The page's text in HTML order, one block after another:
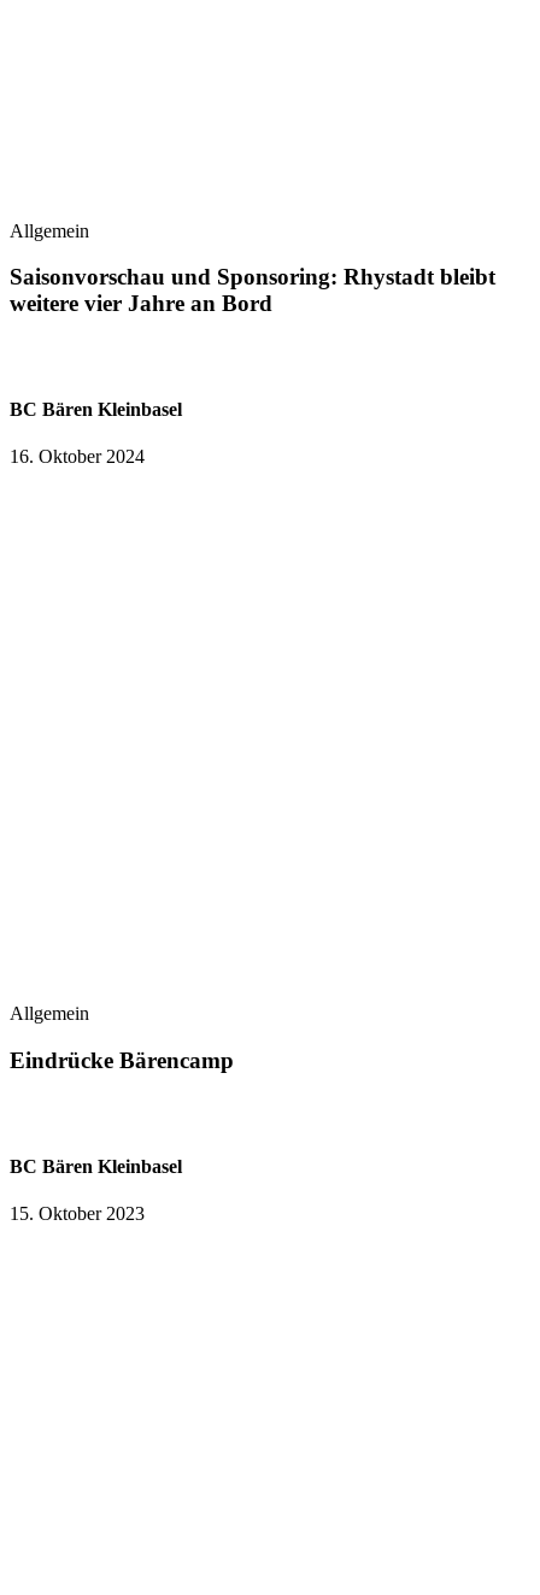
Allgemein
Saisonvorschau und Sponsoring: Rhystadt bleibt
weitere vier Jahre an Bord
BC Bären Kleinbasel
16. Oktober 2024
Allgemein
Eindrücke Bärencamp
BC Bären Kleinbasel
15. Oktober 2023